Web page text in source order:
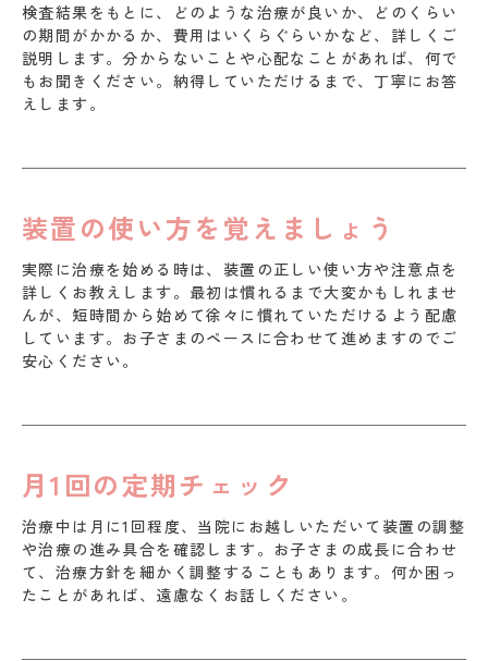
検査結果をもとに、どのような治療が良いか、どのくらい
の期間がかかるか、費用はいくらぐらいかなど、詳しくご
説明します。分からないことや心配なことがあれば、何で
もお聞きください。納得していただけるまで、丁寧にお答
えします。
装置の使い方を覚えましょう
実際に治療を始める時は、装置の正しい使い方や注意点を
詳しくお教えします。最初は慣れるまで大変かもしれませ
んが、短時間から始めて徐々に慣れていただけるよう配慮
しています。お子さまのペースに合わせて進めますのでご
安心ください。
月1回の定期チェック
治療中は月に1回程度、当院にお越しいただいて装置の調整
や治療の進み具合を確認します。お子さまの成長に合わせ
て、治療方針を細かく調整することもあります。何か困っ
たことがあれば、遠慮なくお話しください。